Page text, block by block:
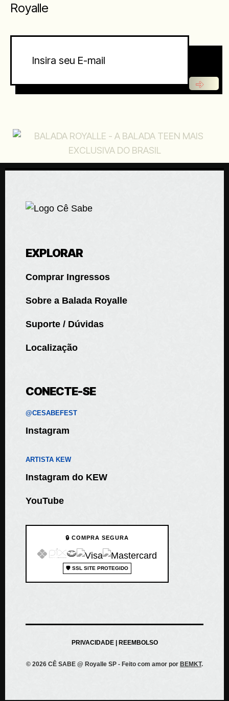
Royalle
EXPLORAR
Comprar Ingressos
Sobre a Balada Royalle
Suporte / Dúvidas
Localização
CONECTE-SE
@CESABEFEST
Instagram
ARTISTA KEW
Instagram do KEW
YouTube
🔒 COMPRA SEGURA
🛡️ SSL SITE PROTEGIDO
PRIVACIDADE| REEMBOLSO
© 2026 CÊ SABE @ Royalle SP - Feito com amor por BEMKT.